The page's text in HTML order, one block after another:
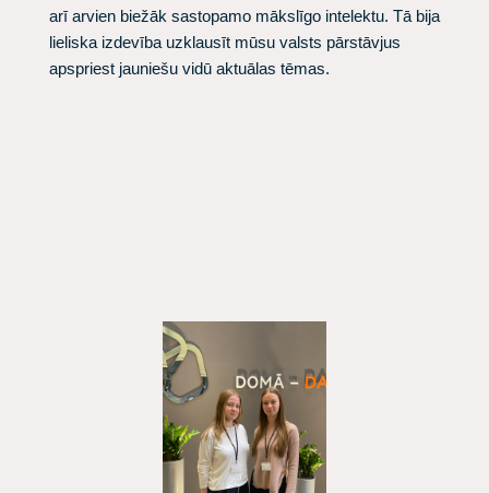
arī arvien biežāk sastopamo mākslīgo intelektu. Tā bija
lieliska izdevība uzklausīt mūsu valsts pārstāvjus
apspriest jauniešu vidū aktuālas tēmas.